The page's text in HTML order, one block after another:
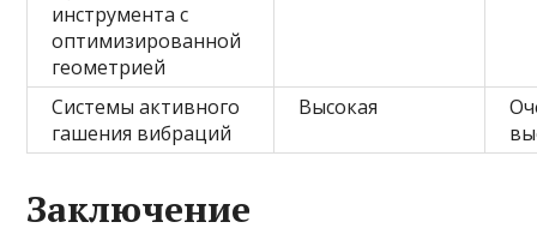
инструмента с
оптимизированной
геометрией
Системы активного
гашения вибраций
Высокая
Заключение